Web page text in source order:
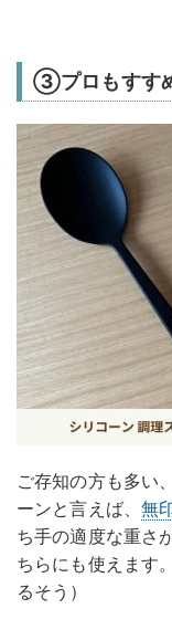
③プロもすす
ご存知の方も多い
ーンと言えば、無
ち手の適度な重さ
ちらにも使えます
るそう）